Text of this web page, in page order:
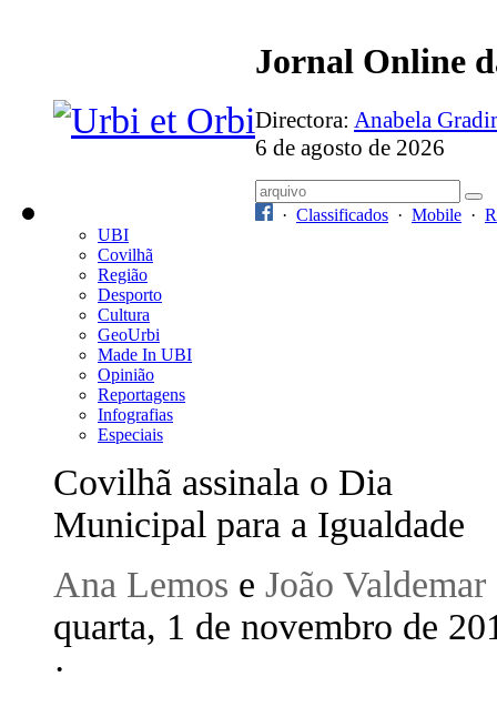
Jornal Online
Directora: Anabela
6 de agosto de 2026
· Classificados · Mobile ·
UBI
Covilhã
Região
Desporto
Cultura
GeoUrbi
Made In UBI
Opinião
Reportagens
Infografias
Especiais
Covilhã assinala o Dia
Municipal para a Igualdade
Ana Lemos e João Valdemar
quarta, 1 de novembro de
·